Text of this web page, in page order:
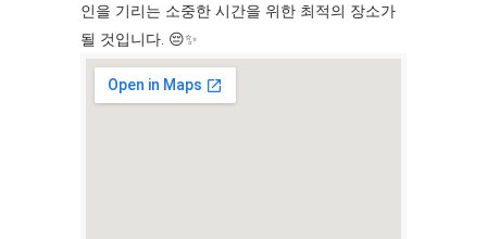
인을 기리는 소중한 시간을 위한 최적의 장소가
될 것입니다. 😔✨